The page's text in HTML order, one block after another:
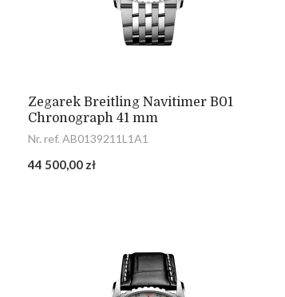
Zegarek Breitling Navitimer B01
Chronograph 41 mm
Nr. ref. AB0139211L1A1
44 500,00 zł